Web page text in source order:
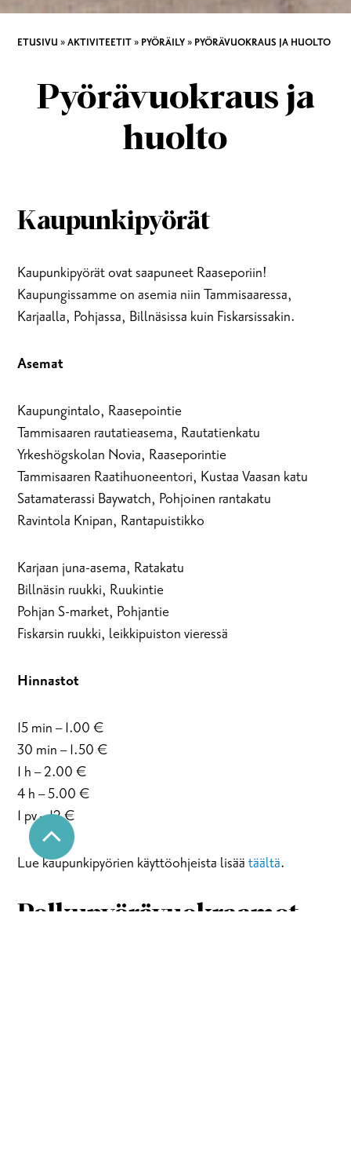
ETUSIVU »AKTIVITEETIT» PYÖRÄILY» PYÖRÄVUOKRAUS JA HUOLTO
Pyörävuokraus ja
huolto
Kaupunkipyörät
Kaupunkipyörät ovat saapuneet Raaseporiin!
Kaupungissamme on asemia niin Tammisaaressa,
Karjaalla, Pohjassa, Billnäsissa kuin Fiskarsissakin.
Asemat
Kaupungintalo, Raasepointie
Tammisaaren rautatieasema, Rautatienkatu
Yrkeshögskolan Novia, Raaseporintie
Tammisaaren Raatihuoneentori, Kustaa Vaasan katu
Satamaterassi Baywatch, Pohjoinen rantakatu
Ravintola Knipan, Rantapuistikko
Karjaan juna-asema, Ratakatu
Billnäsin ruukki, Ruukintie
Pohjan S-market, Pohjantie
Fiskarsin ruukki, leikkipuiston vieressä
Hinnastot
15 min – 1.00 €
30 min – 1.50 €
1 h – 2.00 €
4 h – 5.00 €
1 pv – 12 €
Lue kaupunkipyörien käyttöohjeista lisäätäältä.
Polkupyörävuokraamot